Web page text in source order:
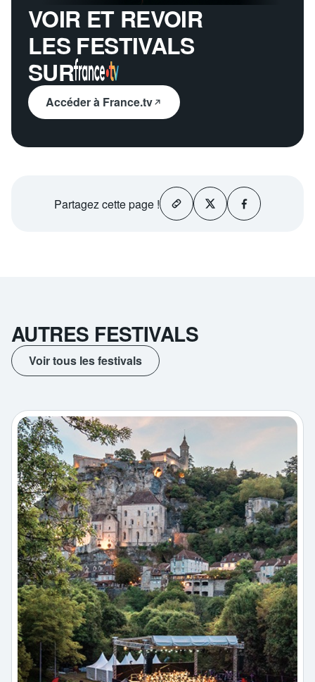
VOIR ET REVOIR
LES FESTIVALS
SUR
Accéder à France.tv
Partagezcette page !
AUTRES FESTIVALS
Voir tous les festivals